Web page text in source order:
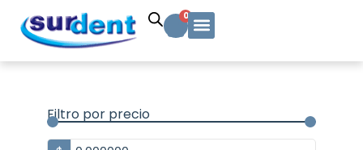
contenido
0
Carrito
Filtro por precio